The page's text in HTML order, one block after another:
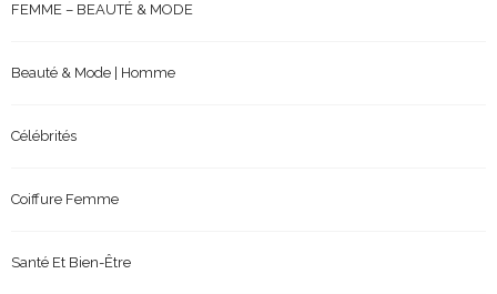
FEMME – BEAUTÉ & MODE
Beauté & Mode | Homme
Célébrités
Coiffure Femme
Santé Et Bien-Être